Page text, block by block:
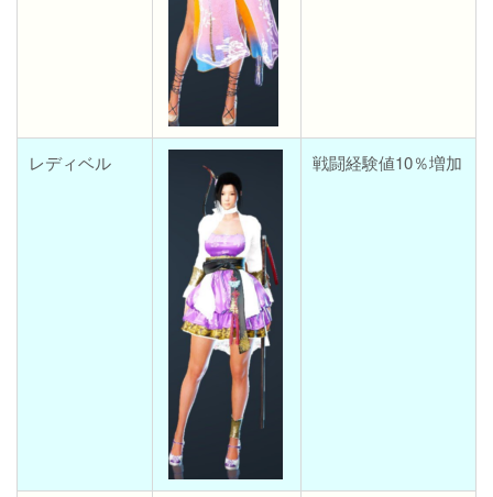
レディベル 戦闘経験値10％増加